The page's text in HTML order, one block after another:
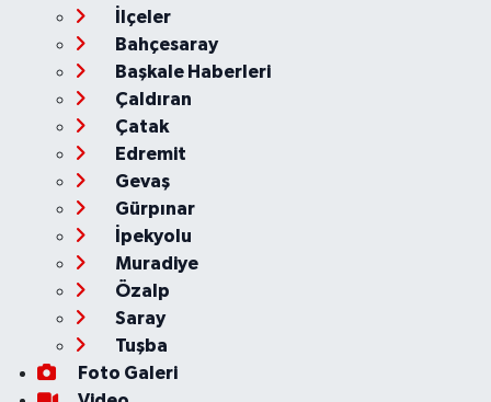
İlçeler
Bahçesaray
Başkale Haberleri
Çaldıran
Çatak
Edremit
Gevaş
Gürpınar
İpekyolu
Muradiye
Özalp
Saray
Tuşba
Foto Galeri